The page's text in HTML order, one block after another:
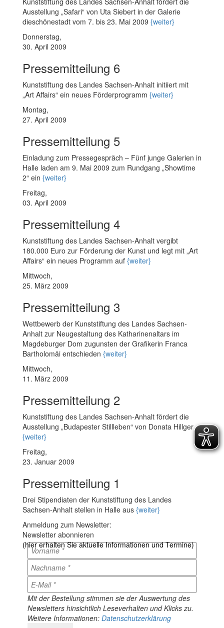
Ausstellung „Safari“ von Uta Siebert in der Galerie
dieschönestadt vom 7. bis 23. Mai 2009 {weiter}
Donnerstag,
30. April 2009
Pressemitteilung 6
Kunststiftung des Landes Sachsen-Anhalt initiiert mit
„Art Affairs“ ein neues Förderprogramm {weiter}
Montag,
27. April 2009
Pressemitteilung 5
Einladung zum Pressegespräch – Fünf junge Galerien in
Halle laden am 9. Mai 2009 zum Rundgang „Showtime
2“ ein {weiter}
Freitag,
03. April 2009
Pressemitteilung 4
Kunststiftung des Landes Sachsen-Anhalt vergibt
180.000 Euro zur Förderung der Kunst und legt mit „Art
Affairs“ ein neues Programm auf {weiter}
Mittwoch,
25. März 2009
Pressemitteilung 3
Wettbewerb der Kunststiftung des Landes Sachsen-
Anhalt zur Neugestaltung des Katharinenaltars im
Magdeburger Dom zugunsten der Grafikerin Franca
Bartholomäi entschieden {weiter}
Mittwoch,
11. März 2009
Pressemitteilung 2
Kunststiftung des Landes Sachsen-Anhalt fördert die
Ausstellung „Budapester Stillleben“ von Donata Hillger
{weiter}
Freitag,
23. Januar 2009
Pressemitteilung 1
Drei Stipendiaten der Kunststiftung des Landes
Sachsen-Anhalt stellen in Halle aus {weiter}
Anmeldung zum Newsletter:
Newsletter abonnieren
(hier erhalten Sie aktuelle Informationen und Termine)
Mit der Bestellung stimmen sie der Auswertung des
Newsletters hinsichtlich Leseverhalten und Klicks zu.
Weitere Informationen: Datenschutzerklärung